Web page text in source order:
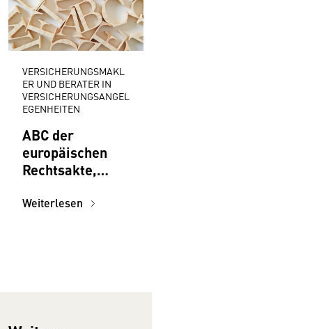
VERSICHERUNGSMAKL
ER UND BERATER IN
VERSICHERUNGSANGEL
EGENHEITEN
ABC der
europäischen
Rechtsakte,
Institutionen für
Weiterlesen